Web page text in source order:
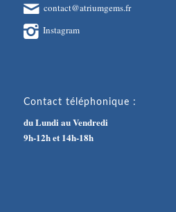
contact@atriumgems.fr
Instagram
Contact téléphonique :
du Lundi au Vendredi
9h-12h et 14h-18h